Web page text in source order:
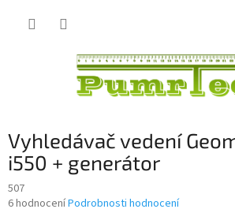
Vyhledávač vedení
i550 + generátor
507
Průměrné
6 hodnoceníPodrobnosti hodnocení